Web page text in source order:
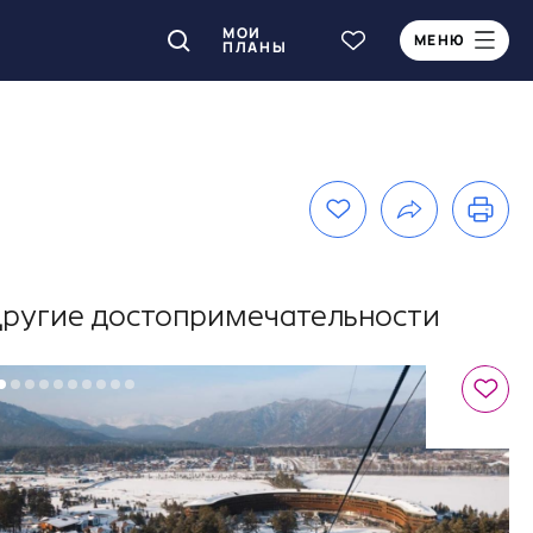
МОИ
ПЛАНЫ МЕНЮ
достопримечательности